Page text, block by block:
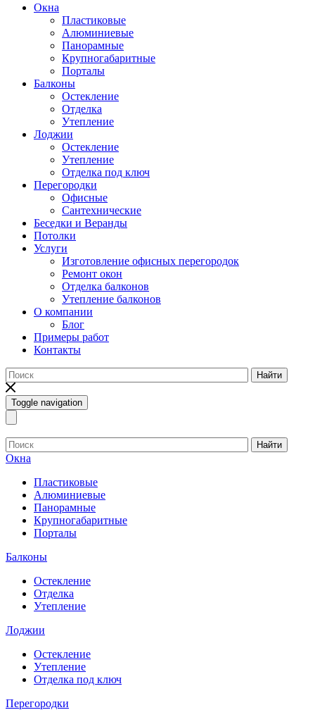
Окна
Пластиковые
Алюминиевые
Панорамные
Крупногабаритные
Порталы
Балконы
Остекление
Отделка
Утепление
Лоджии
Остекление
Утепление
Отделка под ключ
Перегородки
Офисные
Сантехнические
Беседки и Веранды
Потолки
Услуги
Изготовление офисных перегородок
Ремонт окон
Отделка балконов
Утепление балконов
О компании
Блог
Примеры работ
Контакты
Найти
Toggle navigation
Найти
Окна
Пластиковые
Алюминиевые
Панорамные
Крупногабаритные
Порталы
Балконы
Остекление
Отделка
Утепление
Лоджии
Остекление
Утепление
Отделка под ключ
Перегородки